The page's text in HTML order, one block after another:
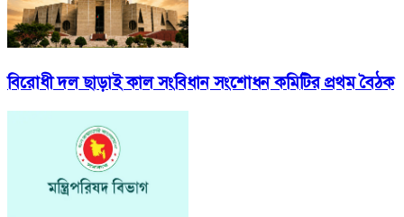
বিরোধী দল ছাড়াই কাল সংবিধান সংশোধন কমিটির প্রথম বৈঠক